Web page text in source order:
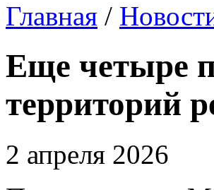
Главная /
Еще четыре
территорий
2 апреля 2026